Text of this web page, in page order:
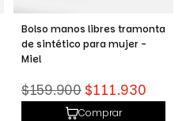
Bolso manos libres tramonta
de sintético para mujer -
Miel
Precio
habitual
$159.900 $111.930
Comprar